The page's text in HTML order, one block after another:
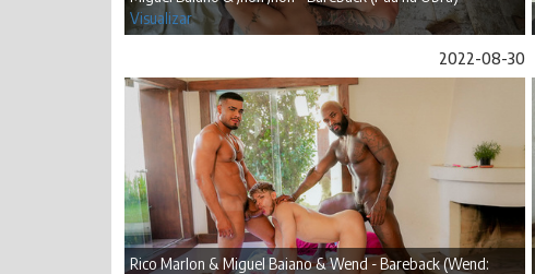
Visualizar
2022-08-30
Rico Marlon & Miguel Baiano & Wend - Bareback (Wend: